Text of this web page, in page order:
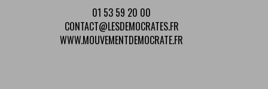
01 53 59 20 00
CONTACT@LESDEMOCRATES.FR
WWW.MOUVEMENTDEMOCRATE.FR